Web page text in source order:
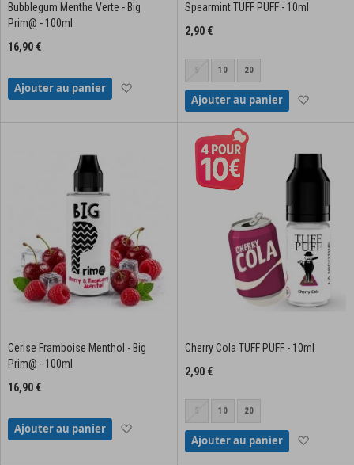
Bubblegum Menthe Verte - Big
Prim@ - 100ml
16,90 €
Ajouter au panier Ajouter à la liste d'achats
Spearmint TUFF PUFF - 10ml
2,90 €
5 10 20
Ajouter au panier
Cerise Framboise Menthol - Big
Prim@ - 100ml
16,90 €
Ajouter au panier Ajouter à la liste d'achats
Cherry Cola TUFF PUFF - 10ml
2,90 €
5 10 20
Ajouter au panier